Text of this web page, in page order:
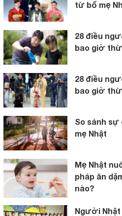
từ bố mẹ
28 điều
bao giờ
28 điều
bao giờ
So sánh sự
mẹ Nhật
Mẹ Nhật
pháp ăn
nào?
Người